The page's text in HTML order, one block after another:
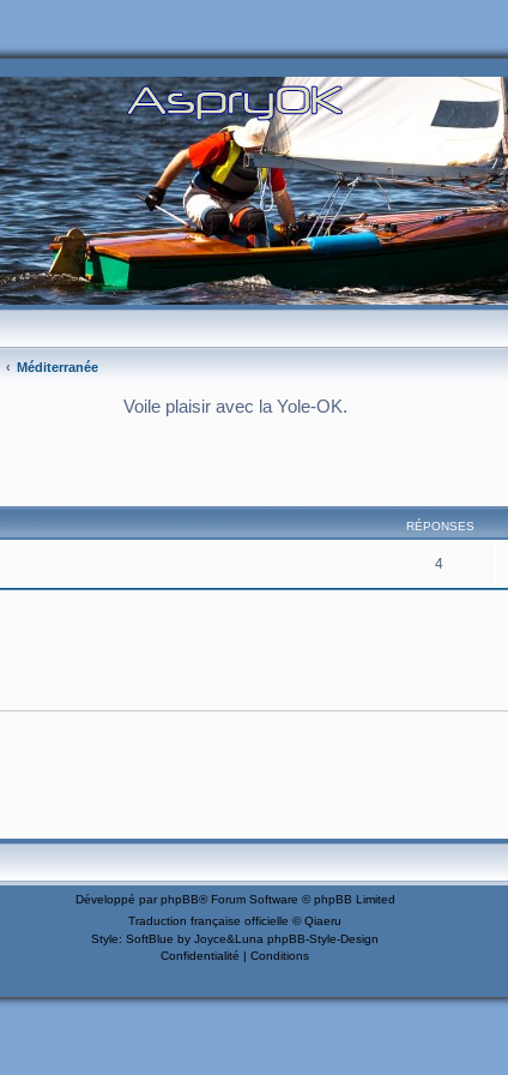
Méditerranée
Voile plaisir avec la Yole-OK.
RÉPONSES
4
Développé par phpBB® Forum Software © phpBB Limited
Traduction française officielle ©Qiaeru
Style: SoftBlue by Joyce&Luna phpBB-Style-Design
Confidentialité | Conditions